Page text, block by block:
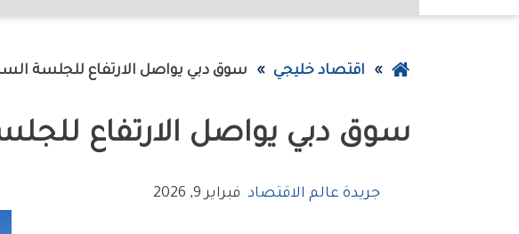
عودة
الصفحة
اقتصاد خليجي سوق‭ ‬دبي‭ ‬يواصل‭ ‬الارتفاع‭ ‬للجلسة‭ ‬السادسة‭ ‬على‭ ‬التوالي‭ ‬
سوق‭ ‬دبي‭ ‬يواصل‭ ‬الارتفاع‭ ‬للجلسة‭ ‬السادسة‭ ‬على‭ ‬التوالي‭ ‬
جريدة عالم الاقتصاد فبراير 9, 2026